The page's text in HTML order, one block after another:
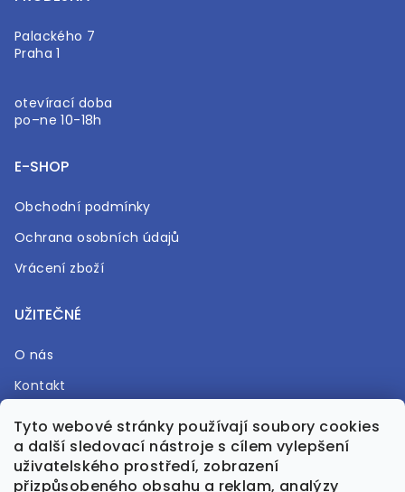
Tyto webové stránky používají soubory cookies
a další sledovací nástroje s cílem vylepšení
uživatelského prostředí, zobrazení
přizpůsobeného obsahu a reklam, analýzy
Palackého 7
Praha 1
otevírací doba
po–ne 10-18h
E-SHOP
Obchodní podmínky
Ochrana osobních údajů
Vrácení zboží
UŽITEČNÉ
O nás
Kontakt
Prodejna